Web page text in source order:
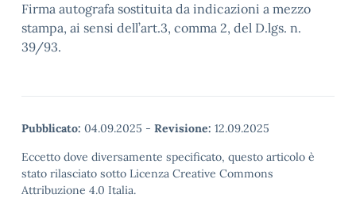
Firma autografa sostituita da indicazioni a mezzo
stampa, ai sensi dell’art.3, comma 2, del D.lgs. n.
39/93.
Pubblicato: 04.09.2025 - Revisione: 12.09.2025
Eccetto dove diversamente specificato, questo articolo è
stato rilasciato sotto Licenza Creative Commons
Attribuzione 4.0 Italia.